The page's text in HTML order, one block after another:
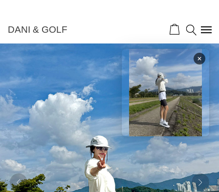
DANI & GOLF